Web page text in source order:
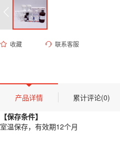
收藏 联系客服
产品描述
【保存条件】
室温保存，有效期12个月
【概述】
产品详情
累计评论(0)
【保存条件】
室温保存，有效期12个月